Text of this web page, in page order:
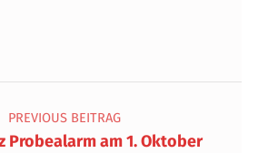
PREVIOUS BEITRAG
Probealarm am 1. Oktober